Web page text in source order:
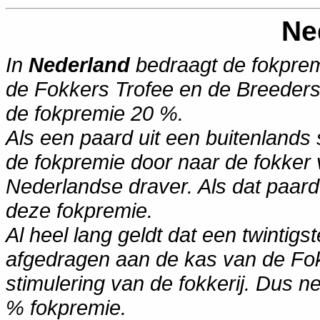
In Nederlandbedraagt de
de Fokkers Trofee en de
de fokpremie 20 %.
Als een paard uit een
de fokpremie door naar de fokker
Nederlandse draver. Als dat
deze fokpremie.
Al heel lang geldt dat een
afgedragen aan de kas van de
stimulering van de fokkerij. Dus
% fokpremie.